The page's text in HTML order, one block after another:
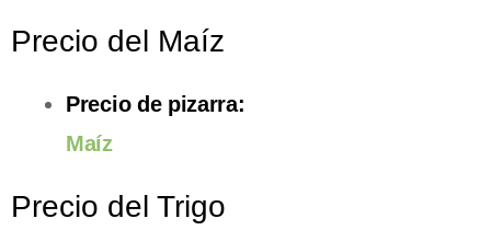
Precio del Maíz
Precio de pizarra:
Maíz
Precio del Trigo